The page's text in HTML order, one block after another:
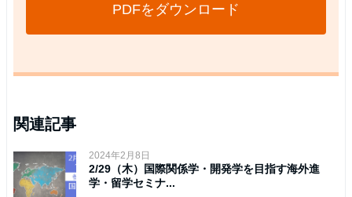
PDFをダウンロード
関連記事
2024年2月8日
2/29（木）国際関係学・開発学を目指す海外進
学・留学セミナ...